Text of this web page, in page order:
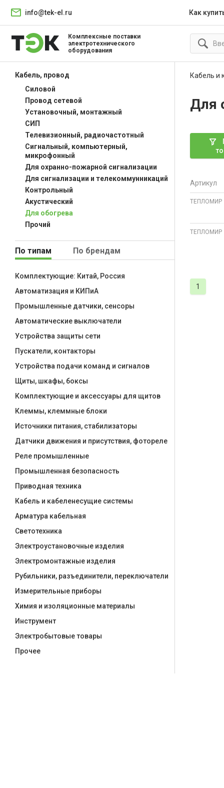
info@tek-el.ru Как
Комплексные поставки
электротехнического
оборудования
Кабель и
Для
Артикул
ТЕПЛОМИР
ТЕПЛОМИР
1
Кабель, провод
Силовой
Провод сетевой
Установочный, монтажный
СИП
Телевизионный, радиочастотный
Сигнальный, компьютерный,
микрофонный
Для охранно-пожарной сигнализации
Для сигнализации и телекоммунникаций
Контрольный
Акустический
Для обогрева
Прочий
По типам По брендам
Комплектующие: Китай, Россия
Автоматизация и КИПиА
Промышленные датчики, сенсоры
Автоматические выключатели
Устройства защиты сети
Пускатели, контакторы
Устройства подачи команд и сигналов
Щиты, шкафы, боксы
Комплектующие и аксессуары для щитов
Клеммы, клеммные блоки
Источники питания, стабилизаторы
Датчики движения и присутствия, фотореле
Реле промышленные
Промышленная безопасность
Приводная техника
Кабель и кабеленесущие системы
Арматура кабельная
Светотехника
Электроустановочные изделия
Электромонтажные изделия
Рубильники, разъединители, переключатели
Измерительные приборы
Химия и изоляционные материалы
Инструмент
Электробытовые товары
Прочее